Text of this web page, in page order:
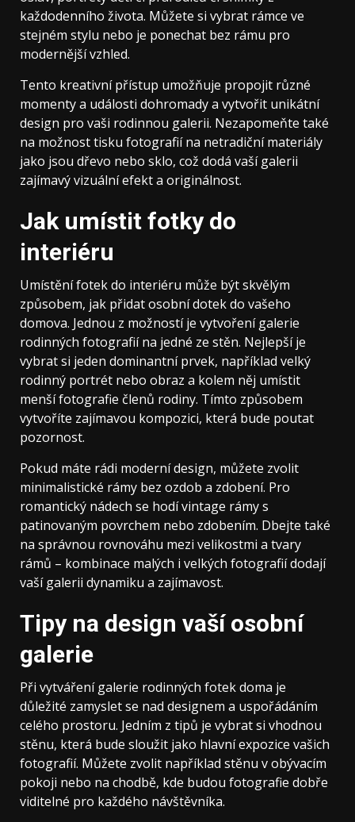
každodenního života. Můžete si vybrat rámce ve
stejném stylu nebo je ponechat bez rámu pro
modernější vzhled.
Tento kreativní přístup umožňuje propojit různé
momenty a události dohromady a vytvořit unikátní
design pro vaši rodinnou galerii. Nezapomeňte také
na možnost tisku fotografií na netradiční materiály
jako jsou dřevo nebo sklo, což dodá vaší galerii
zajímavý vizuální efekt a originálnost.
Jak umístit fotky do
interiéru
Umístění fotek do interiéru může být skvělým
způsobem, jak přidat osobní dotek do vašeho
domova. Jednou z možností je vytvoření galerie
rodinných fotografií na jedné ze stěn. Nejlepší je
vybrat si jeden dominantní prvek, například velký
rodinný portrét nebo obraz a kolem něj umístit
menší fotografie členů rodiny. Tímto způsobem
vytvoříte zajímavou kompozici, která bude poutat
pozornost.
Pokud máte rádi moderní design, můžete zvolit
minimalistické rámy bez ozdob a zdobení. Pro
romantický nádech se hodí vintage rámy s
patinovaným povrchem nebo zdobením. Dbejte také
na správnou rovnováhu mezi velikostmi a tvary
rámů – kombinace malých i velkých fotografií dodají
vaší galerii dynamiku a zajímavost.
Tipy na design vaší osobní
galerie
Při vytváření galerie rodinných fotek doma je
důležité zamyslet se nad designem a uspořádáním
celého prostoru. Jedním z tipů je vybrat si vhodnou
stěnu, která bude sloužit jako hlavní expozice vašich
fotografií. Můžete zvolit například stěnu v obývacím
pokoji nebo na chodbě, kde budou fotografie dobře
viditelné pro každého návštěvníka.